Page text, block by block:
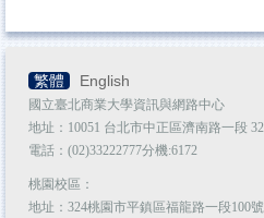
繁體 English
國立臺北商業大學資訊與網路中心
地址：10051 台北市中正區濟南路一段
電話：(02)33222777分機:6172
桃園校區：
地址：324桃園市平鎮區福龍路一段100號